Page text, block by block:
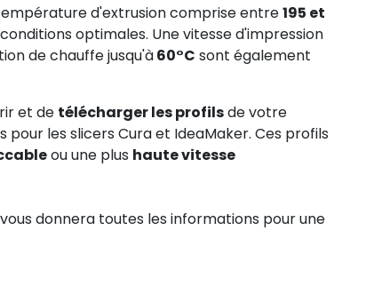
d'extrusion comprise entre195 et
optimales. Une vitesse d'impression
de chauffe jusqu'à60°C sont également
et de télécharger les profilsde votre
pour les slicers Cura et IdeaMaker. Ces profils
ou une plus haute vitesse
donnera toutes les informations pour une